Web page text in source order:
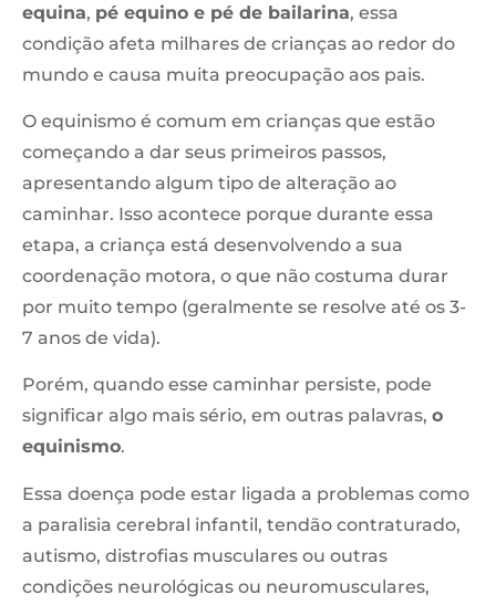
equina, pé equino e pé de bailarina, essa
condição afeta milhares de crianças ao redor do
mundo e causa muita preocupação aos pais.
O equinismo é comum em crianças que estão
começando a dar seus primeiros passos,
apresentando algum tipo de alteração ao
caminhar. Isso acontece porque durante essa
etapa, a criança está desenvolvendo a sua
coordenação motora, o que não costuma durar
por muito tempo (geralmente se resolve até os 3-
7 anos de vida).
Porém, quando esse caminhar persiste, pode
significar algo mais sério, em outras palavras, o
equinismo.
Essa doença pode estar ligada a problemas como
a paralisia cerebral infantil, tendão contraturado,
autismo, distrofias musculares ou outras
condições neurológicas ou neuromusculares,